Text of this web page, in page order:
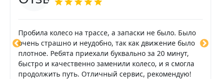
Пробила колесо на трассе, а запаски не было. Было
очень страшно и неудобно, так как движение было
плотное. Ребята приехали буквально за 20 минут,
быстро и качественно заменили колесо, и я смогла
продолжить путь. Отличный сервис, рекомендую!